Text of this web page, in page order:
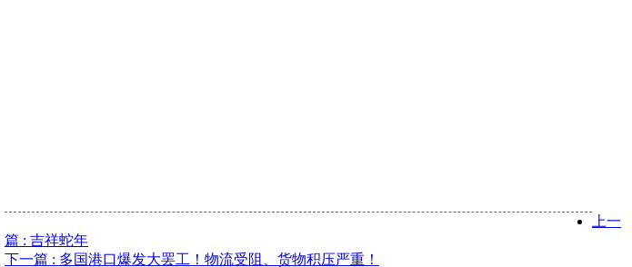
上一
篇 : 吉祥蛇年
下一篇 : 多国港口爆发大罢工！物流受阻、货物积压严重！